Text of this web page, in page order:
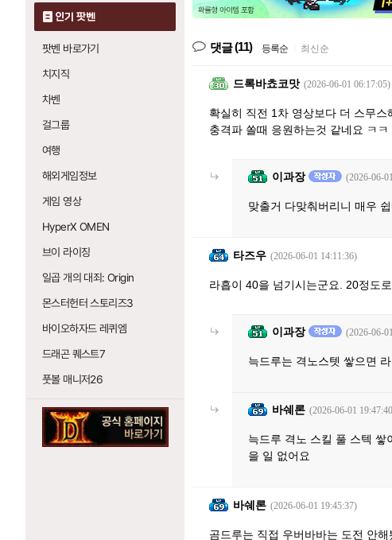
인기 팟벤
팟벤 바로가기
치지직
차벤
걸그룹
여행
해외게임정보
게임 영상
HyperX OMEN
브이 라이징
일곱 개의 대죄: Origin
몬스터헌터 스토리즈3
바이오하자드 레퀴엠
드래곤 퀘스트7
풋볼 매니저26
댓글(11) 등록순 최신순
드록바쵸코맛 (2026-06-01 06:17:05)
확실히 직전 1차 영상보다 더 스무스
충격파 쏠때 응원하는것 같네요 ㅋㅋ
이과장 (2026-06-
맞출거 다맞춰버리니 매우
타즈우 (2026-06-01 14:11:36)
라흡이 40을 넘기시는군요. 20정도
이과장 (2026-06-
늑드루는 격노스텟 쌓으면
바쉐론 (2026-06-01
늑드루 격노 스킬 풀 스텍
을 일 없어요
바쉐론 (2026-06-01 19:45:37)
곰드루는 직접 우버바바는 도전 안